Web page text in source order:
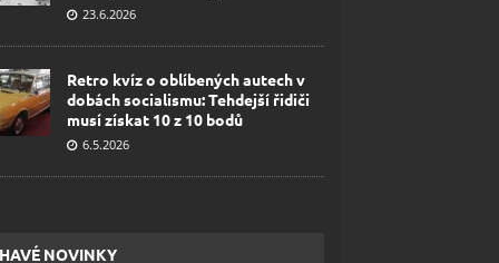
23.6.2026
Retro kvíz o oblíbených autech v
dobách socialismu: Tehdejší řidiči
musí získat 10 z 10 bodů
6.5.2026
NOVINKY